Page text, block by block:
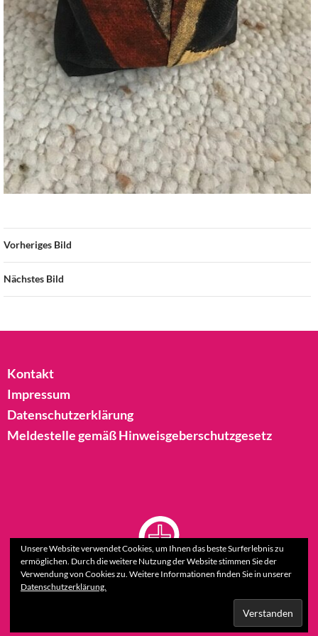
Vorheriges Bild
Nächstes Bild
Kontakt
Impressum
Datenschutzerklärung
Meldestelle gemäß Hinweisgeberschutzgesetz
Unsere Website verwendet Cookies, um Ihnen das beste Surferlebnis zu
ermöglichen. Durch die weitere Nutzung der Website stimmen Sie der
Verwendung von Cookies zu. Weitere Informationen finden Sie in unserer
Datenschutzerklärung.